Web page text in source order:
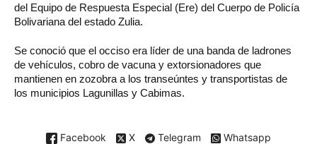
del Equipo de Respuesta Especial (Ere) del Cuerpo de Policía
Bolivariana del estado Zulia.
Se conoció que el occiso era líder de una banda de ladrones
de vehículos, cobro de vacuna y extorsionadores que
mantienen en zozobra a los transeúntes y transportistas de
los municipios Lagunillas y Cabimas.
Facebook X Telegram Whatsapp